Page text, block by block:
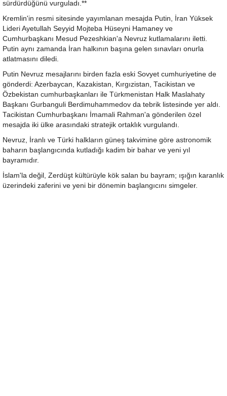
sürdürdüğünü vurguladı.**
Kremlin'in resmi sitesinde yayımlanan mesajda Putin, İran Yüksek
Lideri Ayetullah Seyyid Mojteba Hüseyni Hamaney ve
Cumhurbaşkanı Mesud Pezeshkian'a Nevruz kutlamalarını iletti.
Putin aynı zamanda İran halkının başına gelen sınavları onurla
atlatmasını diledi.
Putin Nevruz mesajlarını birden fazla eski Sovyet cumhuriyetine de
gönderdi: Azerbaycan, Kazakistan, Kırgızistan, Tacikistan ve
Özbekistan cumhurbaşkanları ile Türkmenistan Halk Maslahaty
Başkanı Gurbanguli Berdimuhammedov da tebrik listesinde yer aldı.
Tacikistan Cumhurbaşkanı İmamali Rahman'a gönderilen özel
mesajda iki ülke arasındaki stratejik ortaklık vurgulandı.
Nevruz, İranlı ve Türki halkların güneş takvimine göre astronomik
baharın başlangıcında kutladığı kadim bir bahar ve yeni yıl
bayramıdır.
İslam'la değil, Zerdüşt kültürüyle kök salan bu bayram; ışığın karanlık
üzerindeki zaferini ve yeni bir dönemin başlangıcını simgeler.